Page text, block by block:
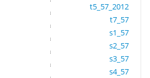
t5_57_2012
t7_57
s1_57
s2_57
s3_57
s4_57